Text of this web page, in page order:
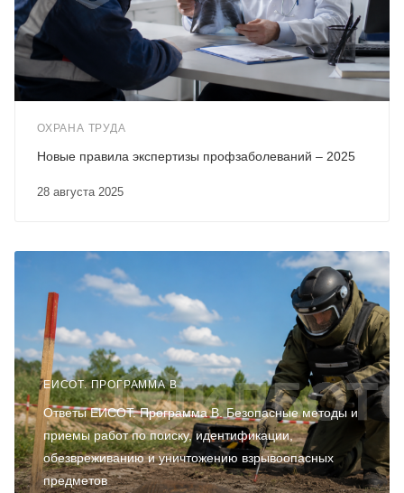
ОХРАНА ТРУДА
28 августа 2025
Новые правила экспертизы профзаболеваний – 2025
ЕИСОТ. ПРОГРАММА В
Ответы ЕИСОТ. Программа В. Безопасные методы и
приемы работ по поиску, идентификации,
обезвреживанию и уничтожению взрывоопасных
предметов